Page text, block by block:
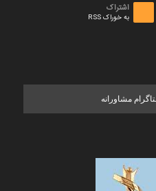
اشتراک
به خوراک RSS
مشاورانه